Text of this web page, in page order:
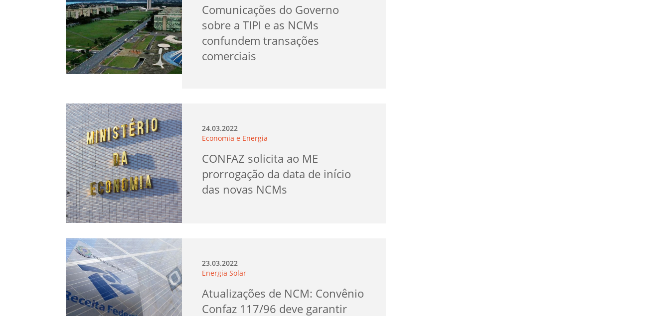
Comunicações do Governo
sobre a TIPI e as NCMs
confundem transações
comerciais
24.03.2022
Economia e Energia
CONFAZ solicita ao ME
prorrogação da data de início
das novas NCMs
23.03.2022
Energia Solar
Atualizações de NCM: Convênio
Confaz 117/96 deve garantir